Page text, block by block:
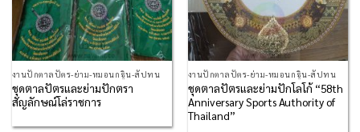
งานปักตาลปัตร-ย่าม-หมอนกฐิน-สัปทน
ชุดตาลปัตรและย่ามปักตรา
สัญลักษณ์โล่ราชการ
งานปักตาลปัตร-ย่าม-หมอนกฐิน-สัปทน
ชุดตาลปัตรและย่ามปักโลโก้ “58th
Anniversary Sports Authority of
Thailand”